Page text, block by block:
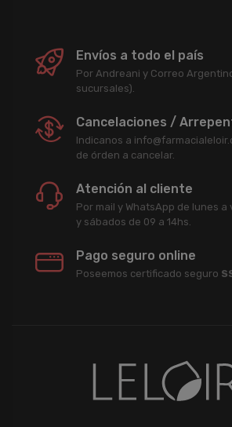
Envíos a todo el país
Por Andreani y Correo
sucursales).
Cancelaciones /
Indicanos a
de órden a cancelar.
Atención al cliente
Por mail y WhatsApp de lunes a
y sábados de 09 a 14hs.
Pago seguro online
Poseemos certificado seguro